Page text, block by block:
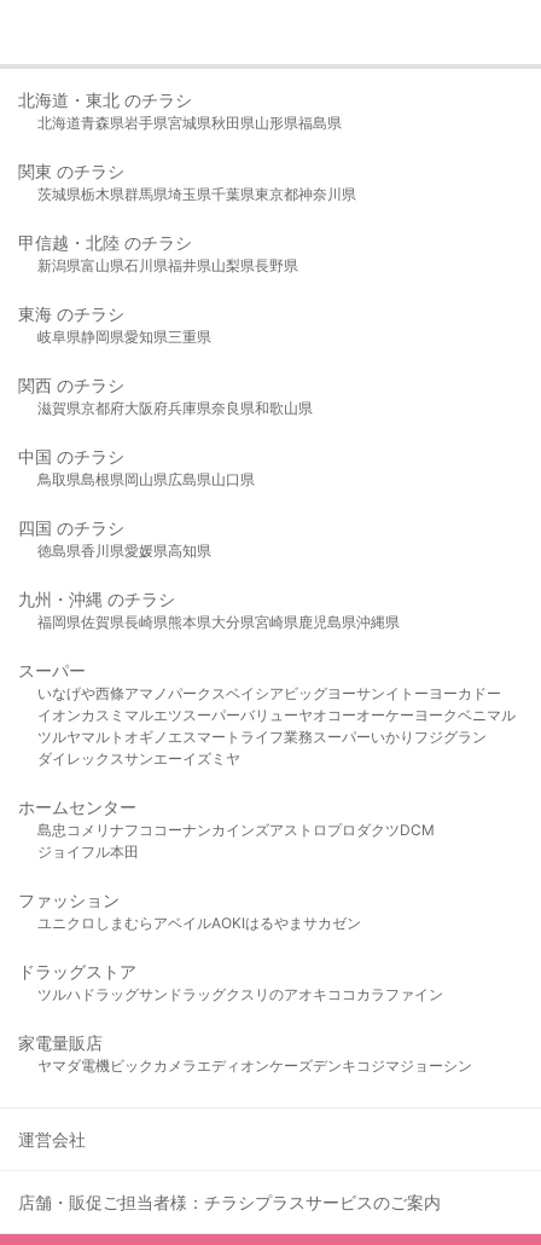
北海道・東北 のチラシ
北海道青森県岩手県宮城県秋田県山形県福島県
関東 のチラシ
茨城県栃木県群馬県埼玉県千葉県東京都神奈川県
甲信越・北陸 のチラシ
新潟県富山県石川県福井県山梨県長野県
東海 のチラシ
岐阜県静岡県愛知県三重県
関西 のチラシ
滋賀県京都府大阪府兵庫県奈良県和歌山県
中国 のチラシ
鳥取県島根県岡山県広島県山口県
四国 のチラシ
徳島県香川県愛媛県高知県
九州・沖縄 のチラシ
福岡県佐賀県長崎県熊本県大分県宮崎県鹿児島県沖縄県
スーパー
いなげや西條アマノパークスベイシア ビッグヨーサンイトーヨーカドー
イオンカスミ マルエツスーパーバリューヤオコーオーケー ヨークベニマル
ツルヤマルト オギノ エスマート ライフ業務スーパーいかり フジグラン
ダイレックスサンエーイズミヤ
ホームセンター
島忠 コメリ ナフコ コーナンカインズアストロプロダクツDCM
ジョイフル本田
ファッション
ユニクロ しまむら アベイルAOKIはるやま サカゼン
ドラッグストア
ツルハドラッグサンドラッグクスリのアオキ ココカラファイン
家電量販店
ヤマダ電機ビックカメラ エディオンケーズデンキ コジマジョーシン
運営会社
店舗・販促ご担当者様：チラシプラスサービスのご案内